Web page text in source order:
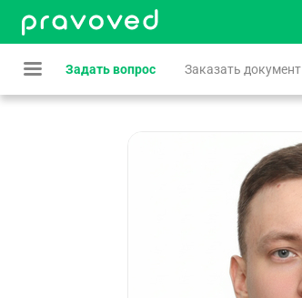
Задать вопрос Заказать документ